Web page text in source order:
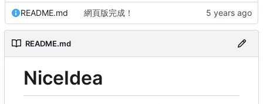
README.md 網頁版完成！
README.md
NiceIdea